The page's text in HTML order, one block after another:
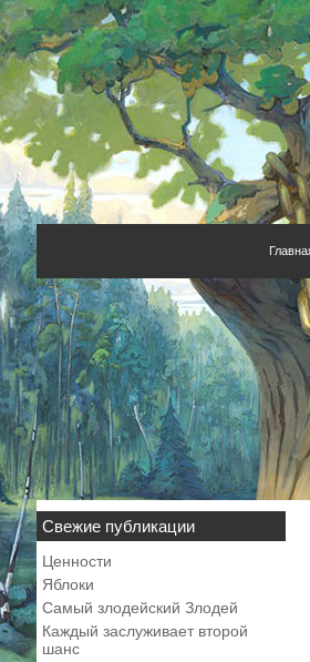
Свежие публикации
Ценности
Яблоки
Самый злодейский Злодей
Каждый заслуживает второй
шанс